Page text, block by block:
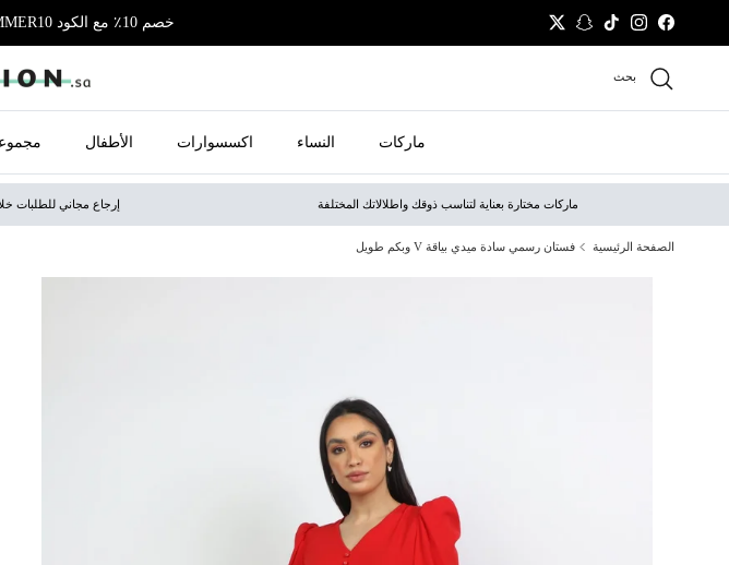
انتقل إلى المحتوى
Facebook
Instagram
TikTok
Snapchat
Twitter خصم 10٪ مع الكود SUMMER10 | الحد الأدنى للشراء 100
بحث
ماركات النساء اكسسوارات الأطفال
ماركات مختارة بعناية لتناسب ذوقك واطلالاتك المختلفة إرجاع مجاني للطلبات خلال 3 أيام من عملية
الصفحة الرئيسية فستان رسمي سادة ميدي بياقة V وبكم طويل